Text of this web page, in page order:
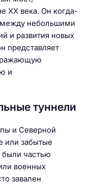
XX века. Он когда-
между небольшими
и развития новых
представляет
и
туннели
и Северной
или забытые
были частью
военных
завален